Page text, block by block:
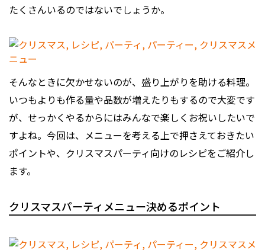
たくさんいるのではないでしょうか。
そんなときに欠かせないのが、盛り上がりを助ける料理。
いつもよりも作る量や品数が増えたりもするので大変です
が、せっかくやるからにはみんなで楽しくお祝いしたいで
すよね。今回は、メニューを考える上で押さえておきたい
ポイントや、クリスマスパーティ向けのレシピをご紹介し
ます。
クリスマスパーティメニュー決めるポイント